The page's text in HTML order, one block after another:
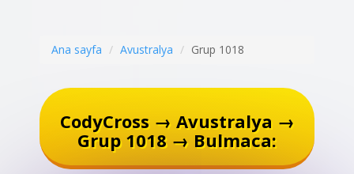
Ana sayfa Avustralya Grup 1018
CodyCross → Avustralya →
Grup 1018 → Bulmaca: